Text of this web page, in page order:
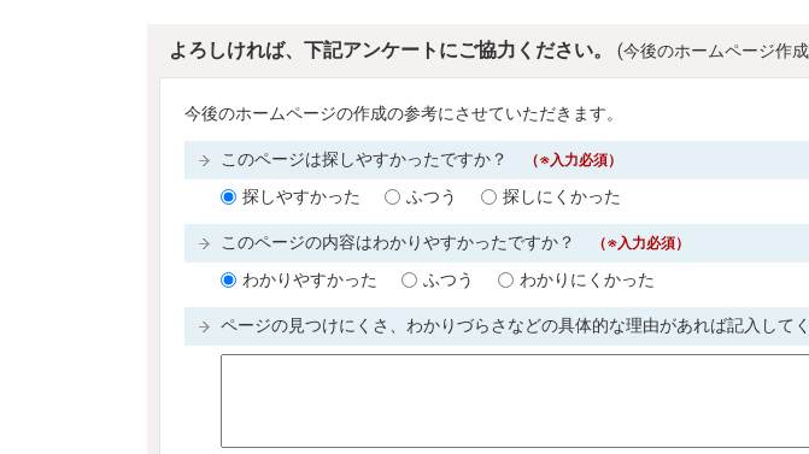
よろしければ、下記アンケートにご協力ください。 (今後のホームページ作
今後のホームページの作成の参考にさせていただきます。
このページは探しやすかったですか？ （※入力必須）
探しやすかった ふつう 探しにくかった
このページの内容はわかりやすかったですか？ （※入力必須）
わかりやすかった ふつう わかりにくかった
ページの見つけにくさ、わかりづらさなどの具体的な理由があれば記入して